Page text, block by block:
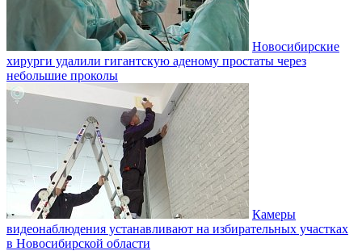
Новосибирские
хирурги удалили гигантскую аденому простаты через
небольшие проколы
Камеры
видеонаблюдения устанавливают на избирательных участках
в Новосибирской области